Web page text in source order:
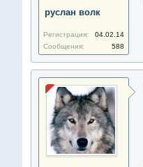
руслан волк
Регистрация:
04.02.14
Сообщения:
588